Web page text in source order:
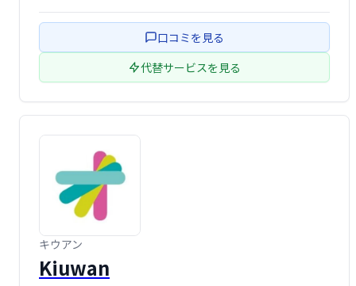
す。バグ追跡、アジャイルプロジェクト管理にも対応し、
SSH/HTTPSでアクセ …口コミを見る
代替サービスを見る
キウアン
Kiuwan